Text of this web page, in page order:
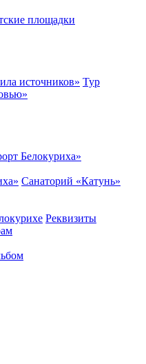
площадки
источников» Тур
Белокуриха»
Санаторий «Катунь»
Реквизиты